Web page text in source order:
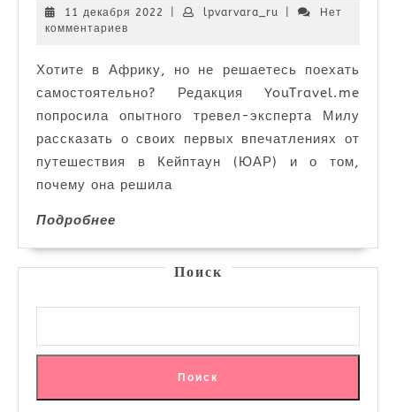
самостоятельно
и
сборы
—
интервью
с
11 декабря 2022 lpvarvara_rulpvarvara_ru
Нет
комментариев
Хотите в Африку, но не решаетесь поехать
самостоятельно? Редакция YouTravel.me
попросила опытного тревел-эксперта Милу
рассказать о своих первых впечатлениях от
путешествия в Кейптаун (ЮАР) и о том,
почему она решила
Подробнее
Поиск
Поиск